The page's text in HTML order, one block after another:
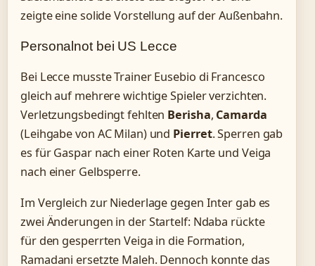
zeigte eine solide Vorstellung auf der Außenbahn.
Personalnot bei US Lecce
Bei Lecce musste Trainer Eusebio di Francesco
gleich auf mehrere wichtige Spieler verzichten.
Verletzungsbedingt fehlten Berisha, Camarda
(Leihgabe von AC Milan) und Pierret. Sperren gab
es für Gaspar nach einer Roten Karte und Veiga
nach einer Gelbsperre.
Im Vergleich zur Niederlage gegen Inter gab es
zwei Änderungen in der Startelf: Ndaba rückte
für den gesperrten Veiga in die Formation,
Ramadani ersetzte Maleh. Dennoch konnte das